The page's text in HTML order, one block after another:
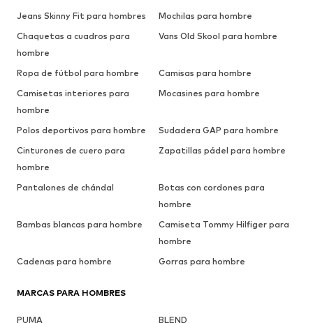
Jeans Skinny Fit para hombres
Mochilas para hombre
Chaquetas a cuadros para
hombre
Vans Old Skool para hombre
Ropa de fútbol para hombre
Camisas para hombre
Camisetas interiores para
hombre
Mocasines para hombre
Polos deportivos para hombre
Sudadera GAP para hombre
Cinturones de cuero para
hombre
Zapatillas pádel para hombre
Pantalones de chándal
Botas con cordones para
hombre
Bambas blancas para hombre
Camiseta Tommy Hilfiger para
hombre
Cadenas para hombre
Gorras para hombre
MARCAS PARA HOMBRES
PUMA
BLEND